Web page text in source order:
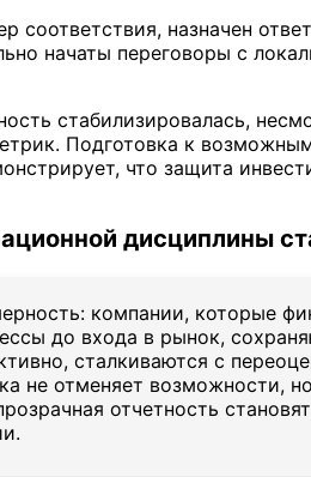
соответствия, назначен
начаты переговоры с
стабилизировалась,
Подготовка к
что защита
дисциплины
компании, которые
до входа в рынок,
сталкиваются с
не отменяет возможности,
отчетность